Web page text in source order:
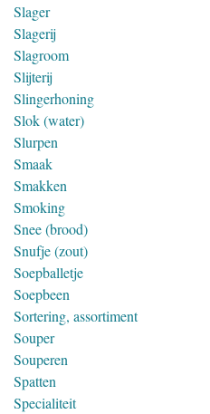
Slager
Slagerij
Slagroom
Slijterij
Slingerhoning
Slok (water)
Slurpen
Smaak
Smakken
Smoking
Snee (brood)
Snufje (zout)
Soepballetje
Soepbeen
Sortering, assortiment
Souper
Souperen
Spatten
Specialiteit